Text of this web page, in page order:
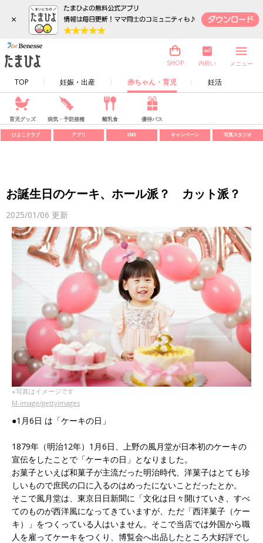
×
TOP 妊娠・出産 赤ちゃん・育児 妊活
SHOP 内祝い メニュー
育児グッズ 病気・予防接種 離乳食 優待パス
ひよこクラブ アプリ SNS キャンペーン 写真スタジオ
お誕生日のケーキ、ホール派？ カット派？
2025/01/06 更新
※写真はイメージです
M-image/gettyimages
●1月6日 は「ケーキの日」
1879年（明治12年）1月6日、上野の風月堂が日本初のケーキの
宣伝をしたことで「ケーキの日」となりました。
お菓子といえば和菓子が主流だった明治時代、洋菓子はとても珍
しいもので庶民の口に入るのはめったにないことだったとか。
そこで風月堂は、東京日日新聞に「文化は日々開けていき、すべ
てのものが西洋風になってきていますが、ただ「西洋菓子（ケー
キ）」をつくっている人はいません。そこで当店では外国から職
人を雇ってケーキをつくり、博覧会へ出品したところ大好評でし